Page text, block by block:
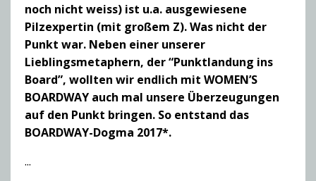
noch nicht weiss) ist u.a. ausgewiesene
Pilzexpertin (mit großem Z). Was nicht der
Punkt war. Neben einer unserer
Lieblingsmetaphern, der “Punktlandung ins
Board”, wollten wir endlich mit WOMEN’S
BOARDWAY auch mal unsere Überzeugungen
auf den Punkt bringen. So entstand das
BOARDWAY-Dogma 2017*.
...